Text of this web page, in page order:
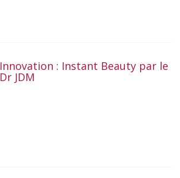
Innovation : Instant Beauty par le
Dr JDM